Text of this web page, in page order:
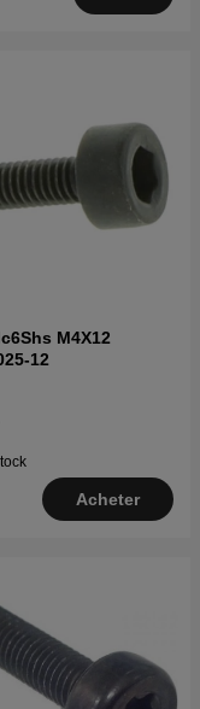
M4X12
12
Acheter